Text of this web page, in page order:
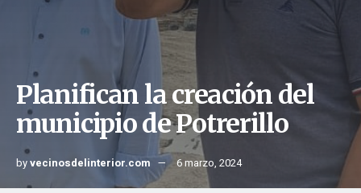
Planifican la creación del
municipio de Potrerillo
byvecinosdelinterior.com 6 marzo, 2024